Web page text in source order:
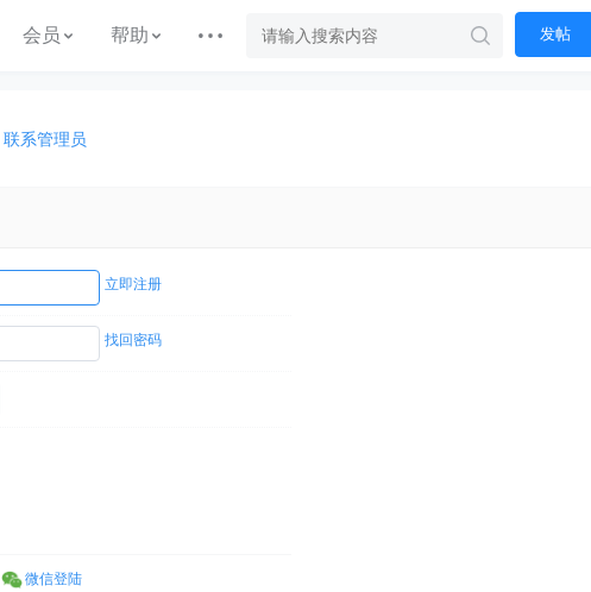
会员 帮助 发帖
联系管理员
立即注册
找回密码
微信登陆